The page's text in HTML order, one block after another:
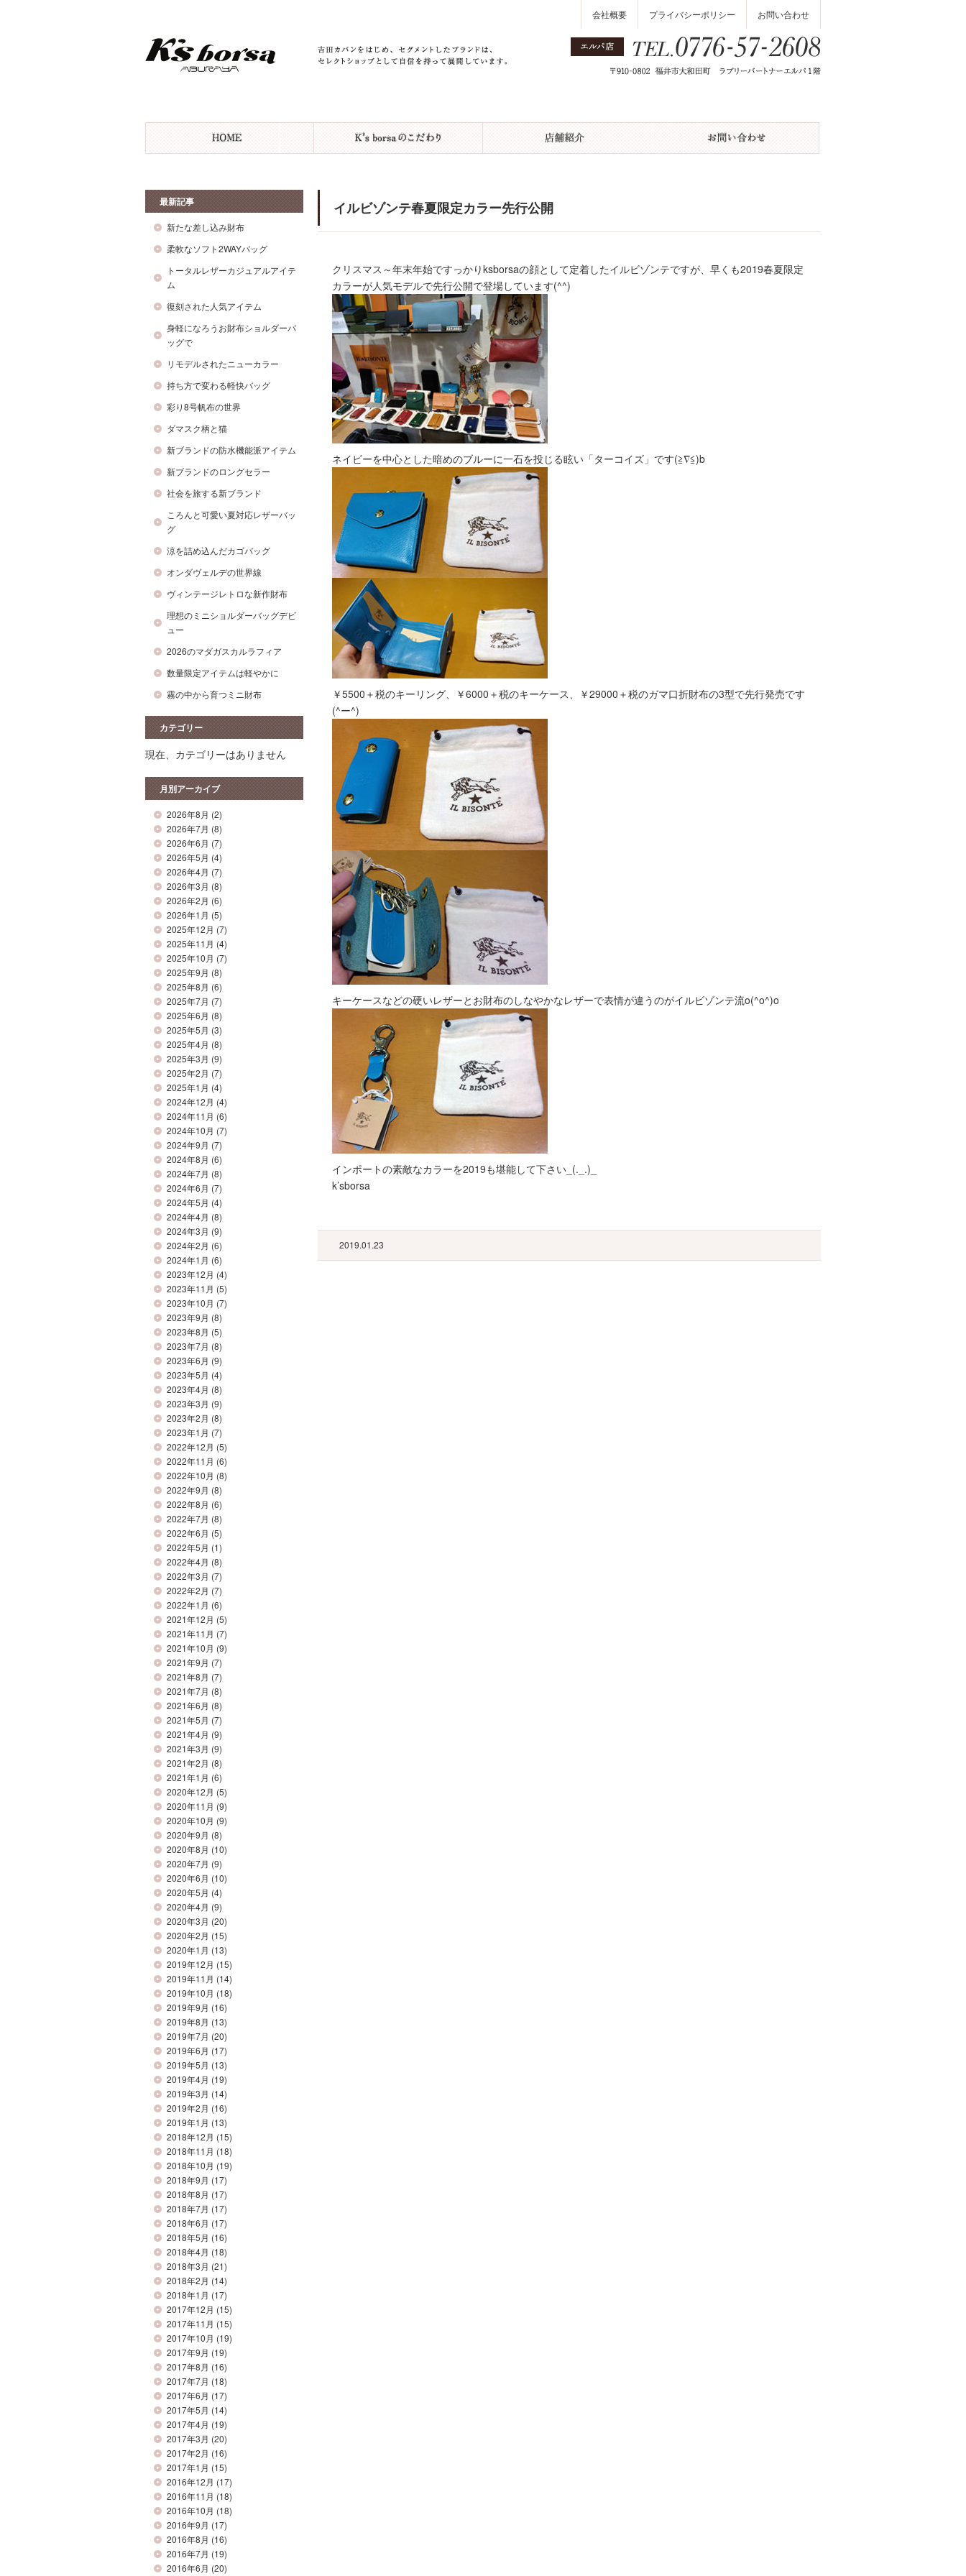
会社概要 プライバシーポリシー お問い合わせ
最新記事
新たな差し込み財布
柔軟なソフト2WAYバッグ
トータルレザーカジュアルアイテ
ム
復刻された人気アイテム
身軽になろうお財布ショルダーバ
ッグで
リモデルされたニューカラー
持ち方で変わる軽快バッグ
彩り8号帆布の世界
ダマスク柄と猫
新ブランドの防水機能派アイテム
新ブランドのロングセラー
社会を旅する新ブランド
ころんと可愛い夏対応レザーバッ
グ
涼を詰め込んだカゴバッグ
オンダヴェルデの世界線
ヴィンテージレトロな新作財布
理想のミニショルダーバッグデビ
ュー
2026のマダガスカルラフィア
数量限定アイテムは軽やかに
霧の中から育つミニ財布
カテゴリー
現在、カテゴリーはありません
月別アーカイブ
2026年8月 (2)
2026年7月 (8)
2026年6月 (7)
2026年5月 (4)
2026年4月 (7)
2026年3月 (8)
2026年2月 (6)
2026年1月 (5)
2025年12月 (7)
2025年11月 (4)
2025年10月 (7)
2025年9月 (8)
2025年8月 (6)
2025年7月 (7)
2025年6月 (8)
2025年5月 (3)
2025年4月 (8)
2025年3月 (9)
2025年2月 (7)
2025年1月 (4)
2024年12月 (4)
2024年11月 (6)
2024年10月 (7)
2024年9月 (7)
2024年8月 (6)
2024年7月 (8)
2024年6月 (7)
2024年5月 (4)
2024年4月 (8)
2024年3月 (9)
2024年2月 (6)
2024年1月 (6)
2023年12月 (4)
2023年11月 (5)
2023年10月 (7)
2023年9月 (8)
2023年8月 (5)
2023年7月 (8)
2023年6月 (9)
2023年5月 (4)
2023年4月 (8)
2023年3月 (9)
2023年2月 (8)
2023年1月 (7)
2022年12月 (5)
2022年11月 (6)
2022年10月 (8)
2022年9月 (8)
2022年8月 (6)
2022年7月 (8)
2022年6月 (5)
2022年5月 (1)
2022年4月 (8)
2022年3月 (7)
2022年2月 (7)
2022年1月 (6)
2021年12月 (5)
2021年11月 (7)
2021年10月 (9)
2021年9月 (7)
2021年8月 (7)
2021年7月 (8)
2021年6月 (8)
2021年5月 (7)
2021年4月 (9)
2021年3月 (9)
2021年2月 (8)
2021年1月 (6)
2020年12月 (5)
2020年11月 (9)
2020年10月 (9)
2020年9月 (8)
2020年8月 (10)
2020年7月 (9)
2020年6月 (10)
2020年5月 (4)
2020年4月 (9)
2020年3月 (20)
2020年2月 (15)
2020年1月 (13)
2019年12月 (15)
2019年11月 (14)
2019年10月 (18)
2019年9月 (16)
2019年8月 (13)
2019年7月 (20)
2019年6月 (17)
2019年5月 (13)
2019年4月 (19)
2019年3月 (14)
2019年2月 (16)
2019年1月 (13)
2018年12月 (15)
2018年11月 (18)
2018年10月 (19)
2018年9月 (17)
2018年8月 (17)
2018年7月 (17)
2018年6月 (17)
2018年5月 (16)
2018年4月 (18)
2018年3月 (21)
2018年2月 (14)
2018年1月 (17)
2017年12月 (15)
2017年11月 (15)
2017年10月 (19)
2017年9月 (19)
2017年8月 (16)
2017年7月 (18)
2017年6月 (17)
2017年5月 (14)
2017年4月 (19)
2017年3月 (20)
2017年2月 (16)
2017年1月 (15)
2016年12月 (17)
2016年11月 (18)
2016年10月 (18)
2016年9月 (17)
2016年8月 (16)
2016年7月 (19)
2016年6月 (20)
イルビゾンテ春夏限定カラー先行公開
クリスマス～年末年始ですっかりksborsaの顔として定着したイルビゾンテですが、早くも2019春夏限定
カラーが人気モデルで先行公開で登場しています(^^)
ネイビーを中心とした暗めのブルーに一石を投じる眩い「ターコイズ」です(≧∇≦)b
￥5500＋税のキーリング、￥6000＋税のキーケース、￥29000＋税のガマ口折財布の3型で先行発売です
(^ー^)
キーケースなどの硬いレザーとお財布のしなやかなレザーで表情が違うのがイルビゾンテ流o(^o^)o
インポートの素敵なカラーを2019も堪能して下さい_(._.)_
k’sborsa
2019.01.23